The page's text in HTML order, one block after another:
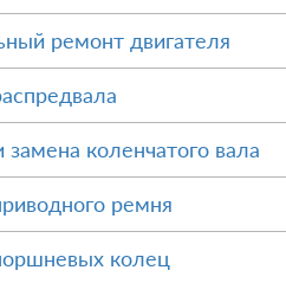
ремонт двигателя
коленчатого вала
ремня
колец